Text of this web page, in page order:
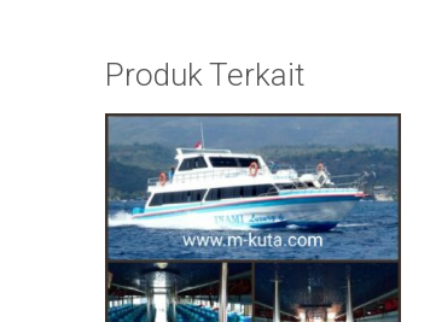
Produk Terkait